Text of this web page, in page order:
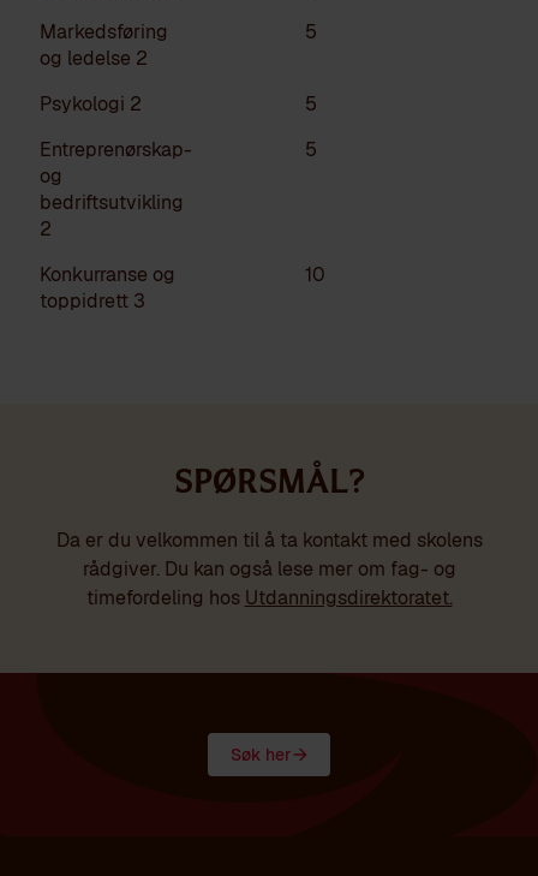
Markedsføring
og ledelse 2
5
Psykologi 2
5
Entreprenørskap-
og
bedriftsutvikling
2
5
Konkurranse og
toppidrett 3
10
Spørsmål?
Da er du velkommen til å ta kontakt med skolens
rådgiver. Du kan også lese mer om fag- og
timefordeling hos Utdanningsdirektoratet.
Søk her